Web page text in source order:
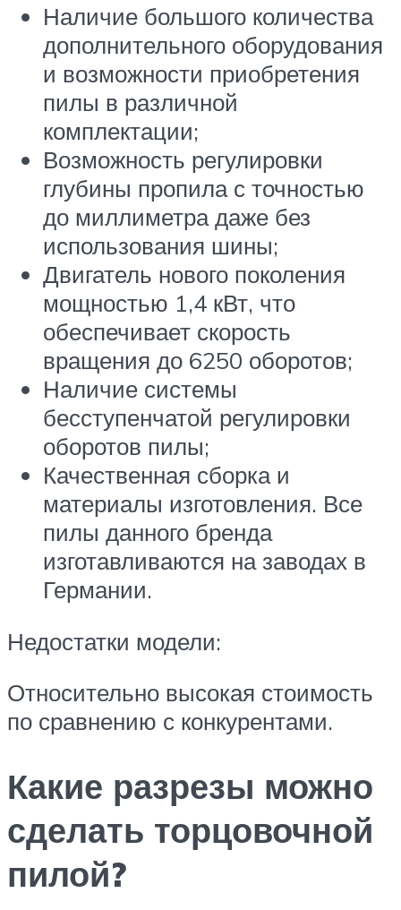
Наличие большого количества
дополнительного оборудования
и возможности приобретения
пилы в различной
комплектации;
Возможность регулировки
глубины пропила с точностью
до миллиметра даже без
использования шины;
Двигатель нового поколения
мощностью 1,4 кВт, что
обеспечивает скорость
вращения до 6250 оборотов;
Наличие системы
бесступенчатой регулировки
оборотов пилы;
Качественная сборка и
материалы изготовления. Все
пилы данного бренда
изготавливаются на заводах в
Германии.
Недостатки модели:
Относительно высокая стоимость
по сравнению с конкурентами.
Какие разрезы можно
сделать торцовочной
пилой?